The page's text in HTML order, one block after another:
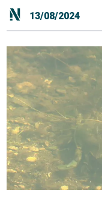
13/08/2024